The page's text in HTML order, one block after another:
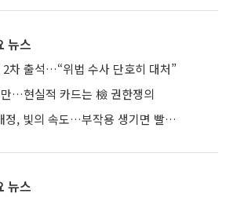
뉴스
차 출석…“위법 수사 단호히 대처”
…현실적 카드는 檢 권한쟁의
정성호 “형소법 개정, 빛의 속도…부작용 생기면 빨리 고쳐야”
뉴스